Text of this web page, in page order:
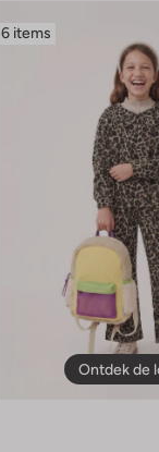
6 items
Ontdek de